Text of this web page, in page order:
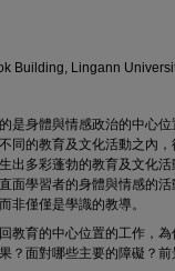
Building, Lingann
是身體與情感政治的中心
同的教育及文化活動之內，
出多彩蓬勃的教育及文化
面學習者的身體與情感的
非僅僅是學識的教導。
教育的中心位置的工作，
？面對哪些主要的障礙？